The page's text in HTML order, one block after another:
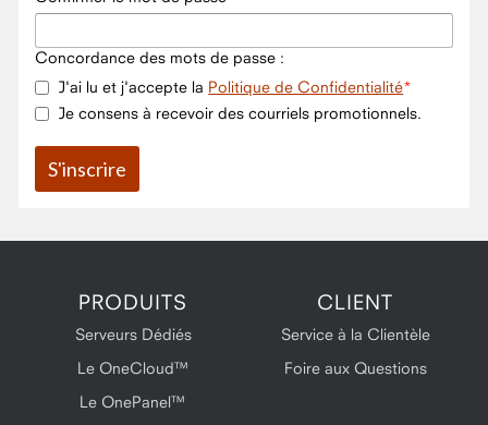
Concordance des mots de passe :
J'ai lu et j'accepte la Politique de Confidentialité
Je consens à recevoir des courriels promotionnels.
PRODUITS
Serveurs Dédiés
Le OneCloud™
Le OnePanel™
CLIENT
Service à la Clientèle
Foire aux Questions